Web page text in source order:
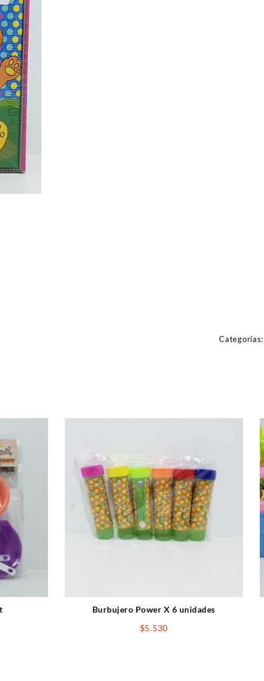
Categorías:
Burbujero Power X 6 unidades
$5.530